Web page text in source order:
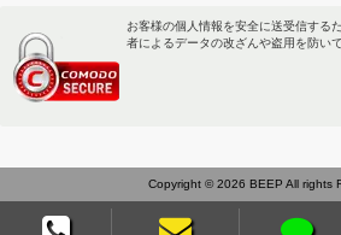
お客様の個人情報を安全に送受信する
者によるデータの改ざんや盗用を防いで
Copyright © 2026 BEEP All rights